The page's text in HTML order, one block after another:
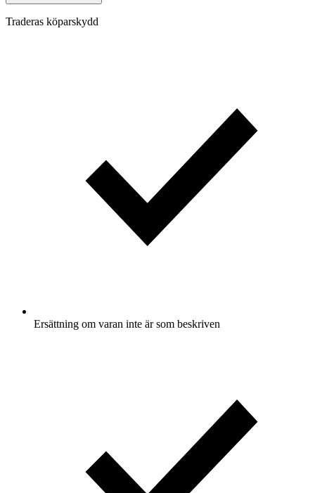
Traderas köparskydd
Ersättning om varan inte är som beskriven